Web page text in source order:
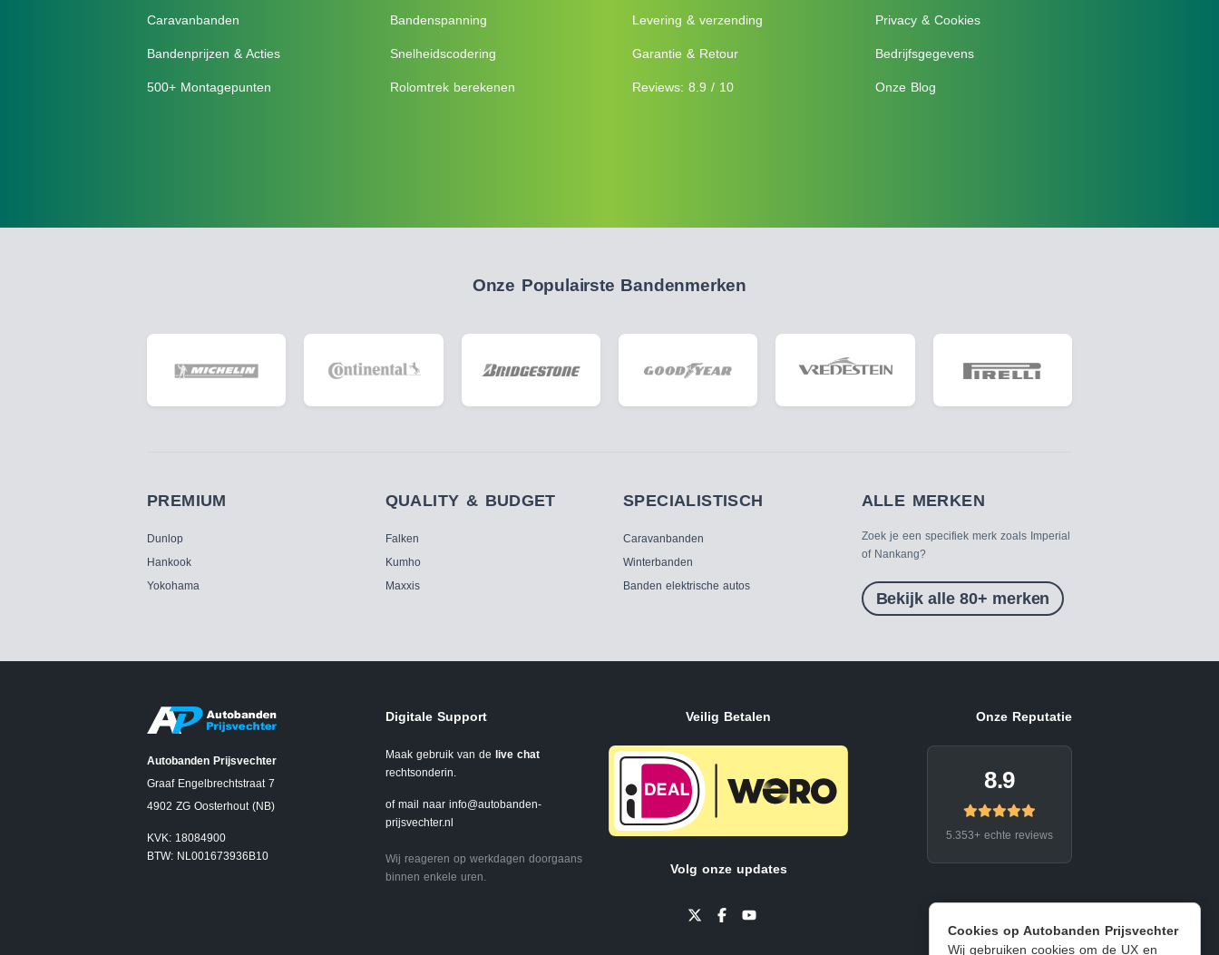
Cookies op Autobanden Prijsvechter
Wij gebruiken cookies om de UX en
Caravanbanden
Bandenprijzen & Acties
500+ Montagepunten
Bandenspanning
Snelheidscodering
Rolomtrek berekenen
Levering & verzending
Garantie & Retour
Reviews: 8.9 / 10
Privacy & Cookies
Bedrijfsgegevens
Onze Blog
Onze Populairste Bandenmerken
PREMIUM
Dunlop
Hankook
Yokohama
QUALITY & BUDGET
Falken
Kumho
Maxxis
SPECIALISTISCH
Caravanbanden
Winterbanden
Banden elektrische autos
ALLE MERKEN
Zoek je een specifiek merk zoals Imperial
of Nankang?
Bekijk alle 80+ merken
Autobanden Prijsvechter
Graaf Engelbrechtstraat 7
4902 ZG Oosterhout (NB)
KVK: 18084900
BTW: NL001673936B10
Digitale Support
Maak gebruik van de live chat
rechtsonderin.
of mail naar info@autobanden-
prijsvechter.nl
Wij reageren op werkdagen doorgaans
binnen enkele uren.
Veilig Betalen
Volg onze updates
Onze Reputatie
8.9
5.353+ echte reviews